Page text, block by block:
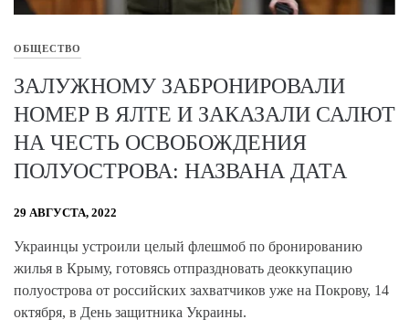
ОБЩЕСТВО
ЗАЛУЖНОМУ ЗАБРОНИРОВАЛИ
НОМЕР В ЯЛТЕ И ЗАКАЗАЛИ САЛЮТ
НА ЧЕСТЬ ОСВОБОЖДЕНИЯ
ПОЛУОСТРОВА: НАЗВАНА ДАТА
29 АВГУСТА, 2022
Украинцы устроили целый флешмоб по бронированию
жилья в Крыму, готовясь отпраздновать деоккупацию
полуострова от российских захватчиков уже на Покрову, 14
октября, в День защитника Украины.